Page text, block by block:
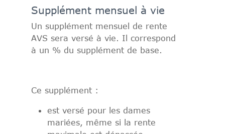
Supplément mensuel à vie
Un supplément mensuel de rente
AVS sera versé à vie. Il correspond
à un % du supplément de base.
Ce supplément :
est versé pour les dames
mariées, même si la rente